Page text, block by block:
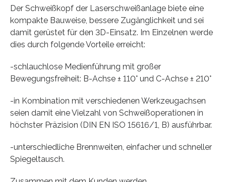
Der Schweißkopf der Laserschweißanlage biete eine
kompakte Bauweise, bessere Zugänglichkeit und sei
damit gerüstet für den 3D-Einsatz. Im Einzelnen werde
dies durch folgende Vorteile erreicht:
-schlauchlose Medienführung mit großer
Bewegungsfreiheit: B-Achse ± 110° und C-Achse ± 210°
-in Kombination mit verschiedenen Werkzeugachsen
seien damit eine Vielzahl von Schweißoperationen in
höchster Präzision (DIN EN ISO 15616/1, B) ausführbar.
-unterschiedliche Brennweiten, einfacher und schneller
Spiegeltausch.